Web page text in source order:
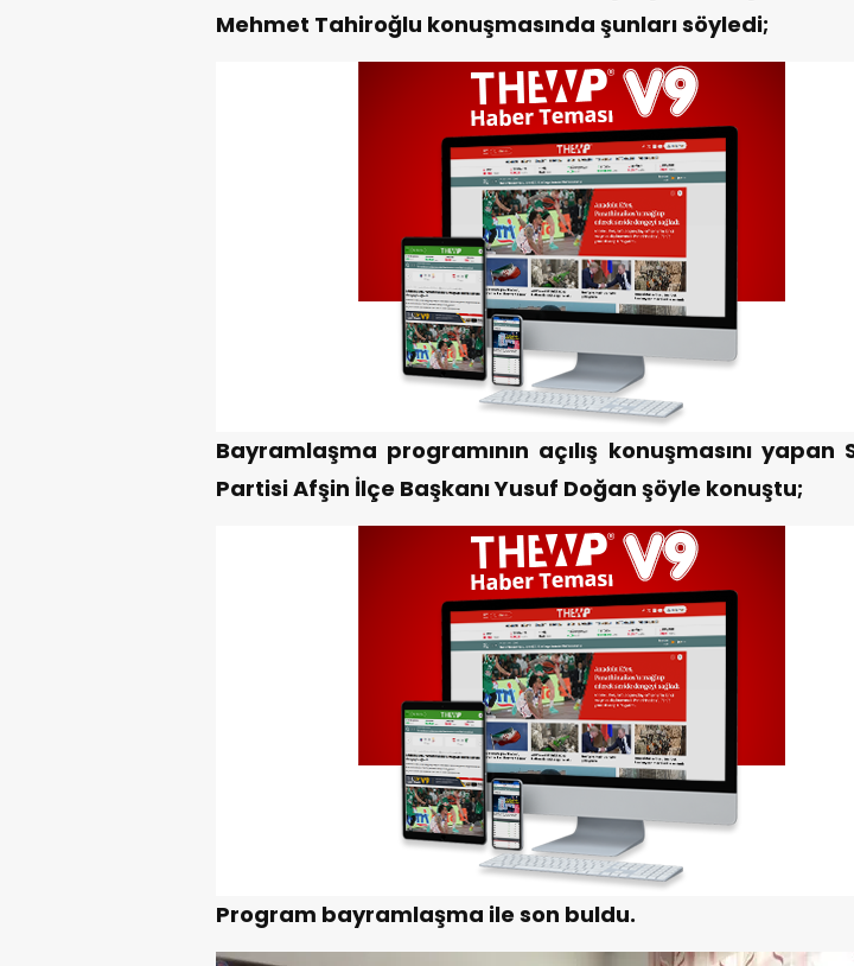
Mehmet Tahiroğlu konuşmasında şunları söyledi;
Bayramlaşma programının açılış konuşmasını yapan
Partisi Afşin İlçe Başkanı Yusuf Doğan şöyle konuştu;
Program bayramlaşma ile son buldu.